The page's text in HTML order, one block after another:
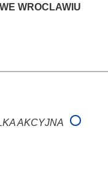
WROCLAWIU
AKCYJNA